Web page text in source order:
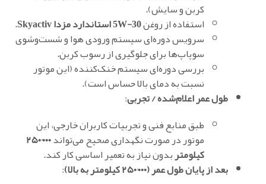
کربن و سایش).
استفاده از روغن5W-30 استاندارد مزدا Skyactiv .
سرویس دوره‌ای سیستم ورودی هوا و شست‌وشوی
سوپاپ‌ها برای جلوگیری از رسوب کربن.
بررسی دوره‌ای سیستم خنک‌کننده (این موتور
نسبت به دمای بالا حساس است).
طول عمر اعلام‌شده / تجربی:
طبق منابع فنی و تجربیات کاربران خارجی، این
موتور در صورت نگهداری صحیح می‌تواند۲۵۰٬۰۰۰
کیلومتربدون نیاز به تعمیر اساسی کار کند.
بعد از پایان طول عمر (۲۵۰٬۰۰۰ کیلومتر به بالا)
: